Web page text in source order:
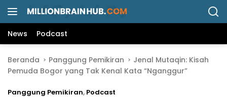
News Podcast
Beranda Panggung Pemikiran
Jenal Mutaqin: Kisah
Pemuda Bogor yang Tak Kenal Kata “Nganggur”
Panggung Pemikiran, Podcast